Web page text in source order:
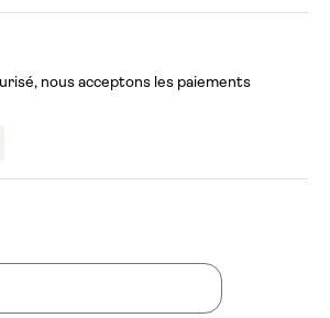
en matière de cookies
nous acceptons les paiements